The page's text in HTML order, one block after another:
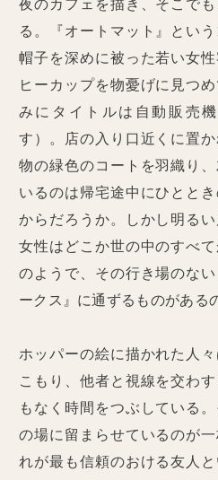
夜のカフェを描き、そこで
る。『オートマット』とい
帽子を深めに被った若い女
ヒーカップを物憂げに見つ
みにタイトルは自動販売
す）。店の入り口近くに置
物の緑色のコートを羽織り
いるのは帰宅途中にひとと
からだろうか。しかし明る
女性はどこか世の中のすべ
のようで、その行き場のな
ークス』に通ずるものがある
ホッパーの絵に描かれた人
こもり、他者と視線を交わ
もなく時間をつぶしている
の場に留まらせているのが
れが最も信頼のおける友人